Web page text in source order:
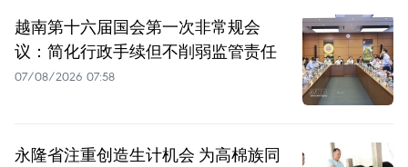
越南第十六届国会第一次非常规会
议：简化行政手续但不削弱监管责任
07/08/2026 07:58
永隆省注重创造生计机会 为高棉族同